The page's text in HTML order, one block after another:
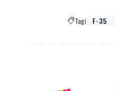
Tagi F-35